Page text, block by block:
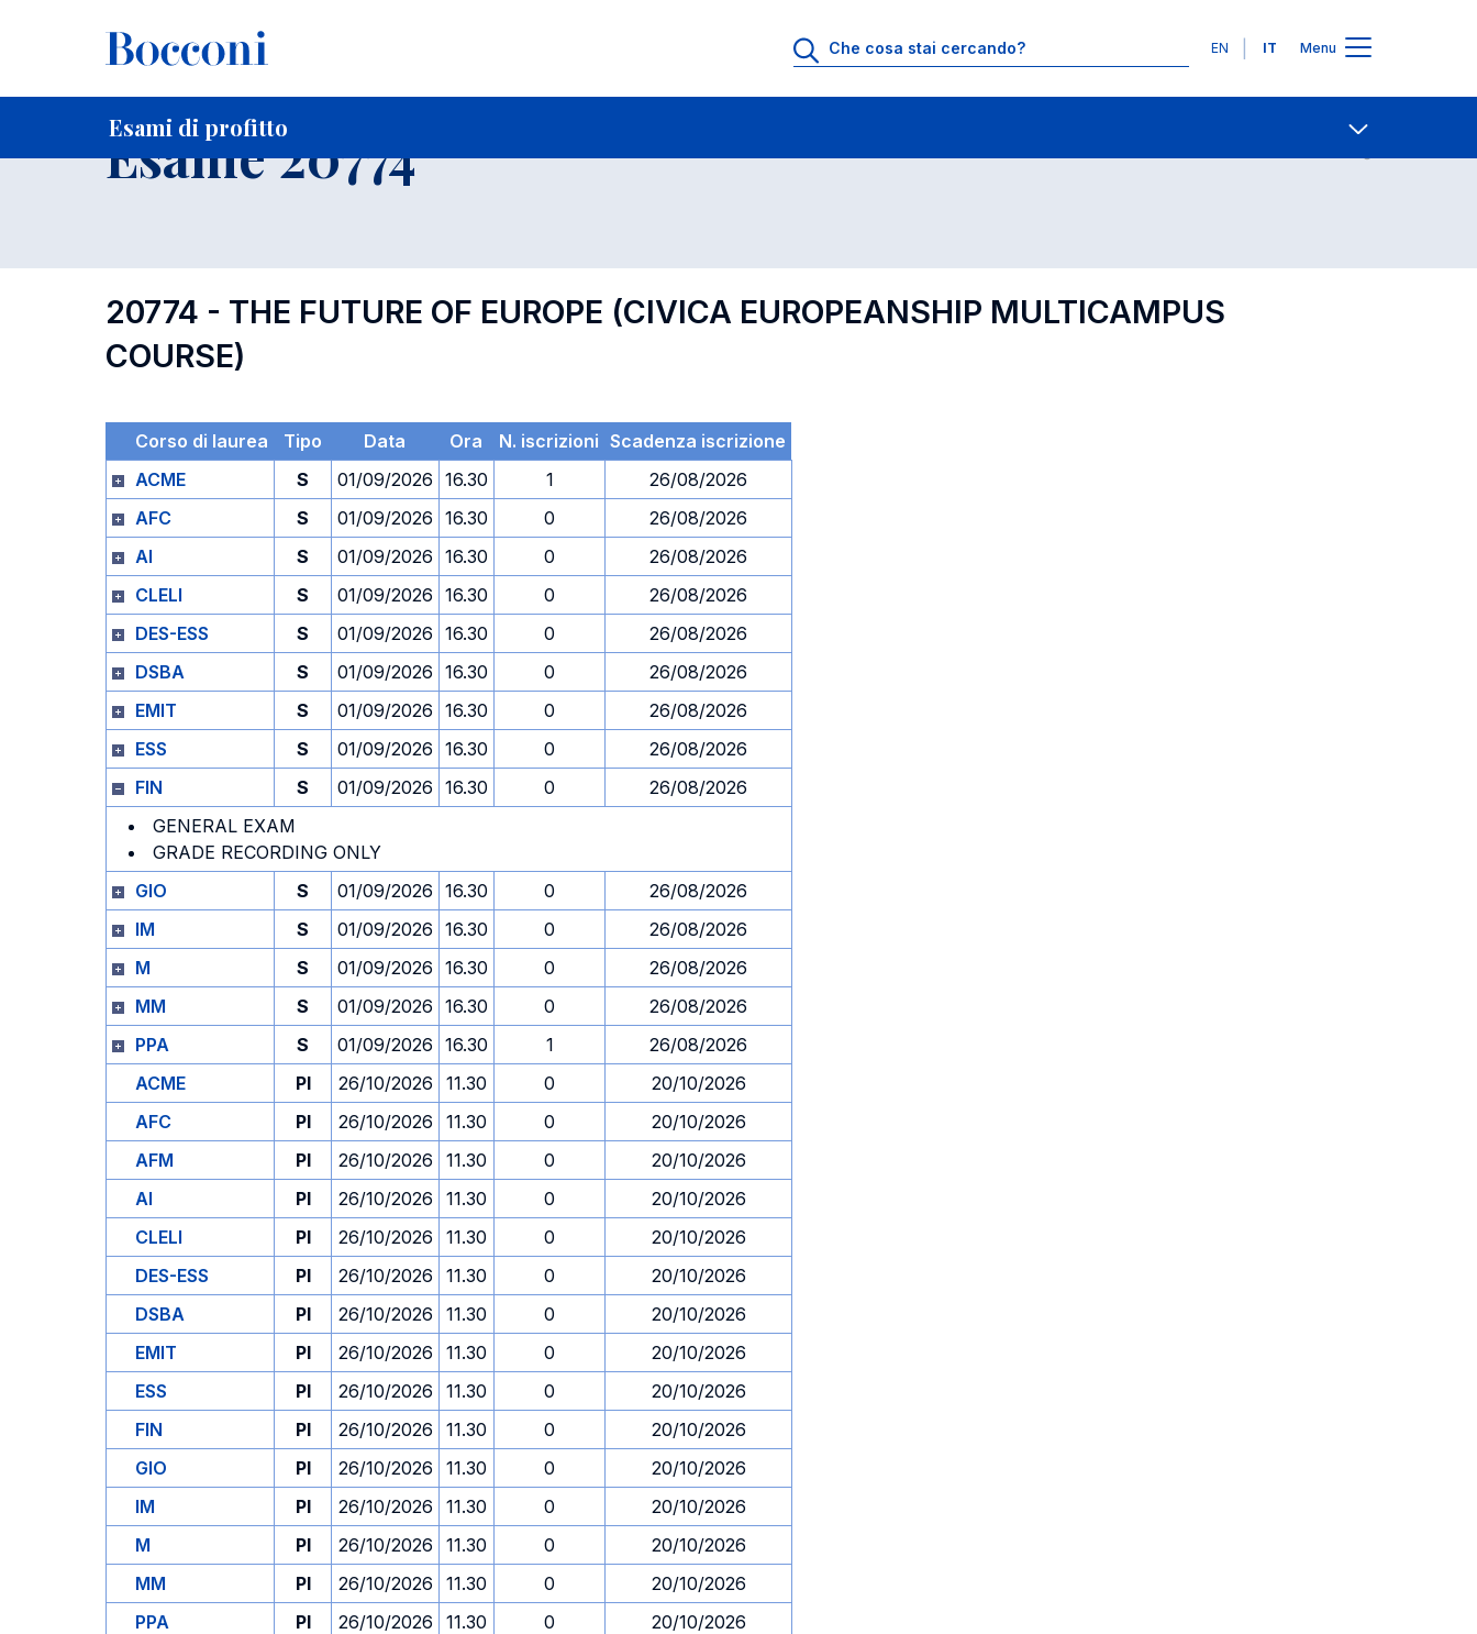
Lingue
EN IT Menu
Esami di profitto
Home Per studenti iscritti Contatti
Esame 20774
20774 - THE FUTURE OF EUROPE (CIVICA EUROPEANSHIP MULTICAMPUS
COURSE)
Corso di laurea Tipo Data Ora N. iscrizioni Scadenza iscrizione
ACME
S 01/09/2026 16.30 1
26/08/2026
AFC
S 01/09/2026 16.30 0
26/08/2026
AI
S 01/09/2026 16.30 0
26/08/2026
CLELI
S 01/09/2026 16.30 0
26/08/2026
DES-ESS
S 01/09/2026 16.30 0
26/08/2026
DSBA
S 01/09/2026 16.30 0
26/08/2026
EMIT
S 01/09/2026 16.30 0
26/08/2026
ESS
S 01/09/2026 16.30 0
26/08/2026
FIN
S 01/09/2026 16.30 0
26/08/2026
GENERAL EXAM
GRADE RECORDING ONLY
GIO
S 01/09/2026 16.30 0
26/08/2026
IM
S 01/09/2026 16.30 0
26/08/2026
M
S 01/09/2026 16.30 0
26/08/2026
MM
S 01/09/2026 16.30 0
26/08/2026
PPA
S 01/09/2026 16.30 1
26/08/2026
ACME
PI 26/10/2026 11.30 0
20/10/2026
AFC
PI 26/10/2026 11.30 0
20/10/2026
AFM
PI 26/10/2026 11.30 0
20/10/2026
AI
PI 26/10/2026 11.30 0
20/10/2026
CLELI
PI 26/10/2026 11.30 0
20/10/2026
DES-ESS
PI 26/10/2026 11.30 0
20/10/2026
DSBA
PI 26/10/2026 11.30 0
20/10/2026
EMIT
PI 26/10/2026 11.30 0
20/10/2026
ESS
PI 26/10/2026 11.30 0
20/10/2026
FIN
PI 26/10/2026 11.30 0
20/10/2026
GIO
PI 26/10/2026 11.30 0
20/10/2026
IM
PI 26/10/2026 11.30 0
20/10/2026
M
PI 26/10/2026 11.30 0
20/10/2026
MM
PI 26/10/2026 11.30 0
20/10/2026
PPA
PI 26/10/2026 11.30 0
20/10/2026